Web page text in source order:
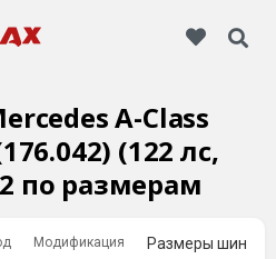
A-Class
(122 лс,
по размерам
Модификация Размеры шин